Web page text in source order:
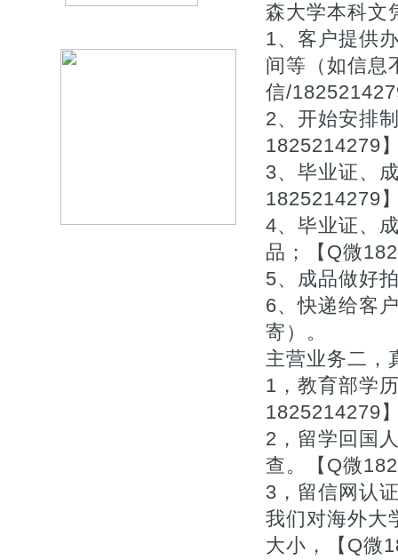
森大学本科文
1、客户提供
间等（如信息
信/
2、开始安排
1825214279
3、毕业证、
1825214279
4、毕业证、
品；【Q微
5、成品做好
6、快递给客
寄）。
主营业务二，
1，教育部学
1825214279
2，留学回国
查。【Q微
3，留信网认
我们对海外大
大小，【Q微